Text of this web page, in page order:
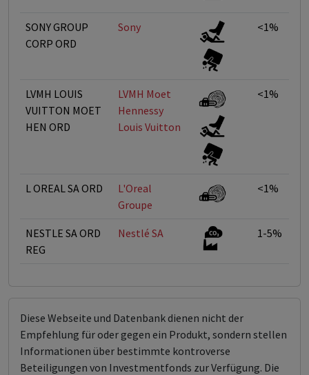
SONY GROUP
CORP ORD
Sony <1%
LVMH LOUIS
VUITTON MOET
HEN ORD
LVMH Moet
Hennessy 
Louis Vuitton
<1%
L OREAL SA ORD
L'Oreal
Groupe
<1%
NESTLE SA ORD
REG
Nestlé SA 1-5%
Diese Webseite und Datenbank dienen nicht der
Empfehlung für oder gegen ein Produkt, sondern stellen
Informationen über bestimmte kontroverse
Beteiligungen von Investmentfonds zur Verfügung. Die